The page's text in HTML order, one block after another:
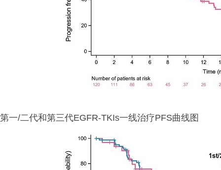
第一/二代和第三代EGFR-TKIs一线治疗PFS曲线图